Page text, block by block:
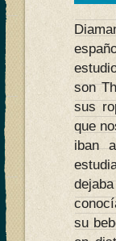
son
sus
que
iban
su